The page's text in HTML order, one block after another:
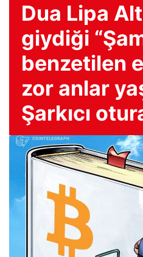
Dua Lipa
giydiği
benzetilen
zor anlar
Şarkıcı